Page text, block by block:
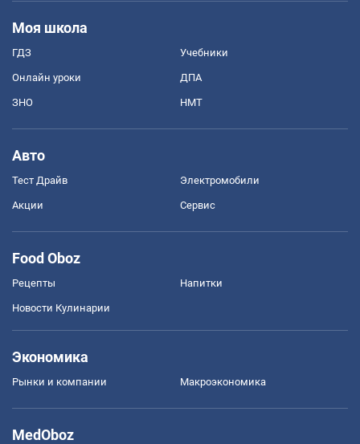
Моя школа
ГДЗ Учебники
Онлайн уроки ДПА
ЗНО НМТ
Авто
Тест Драйв Электромобили
Акции Сервис
Food Oboz
Рецепты Напитки
Новости Кулинарии
Экономика
Рынки и компании Mакроэкономика
MedOboz